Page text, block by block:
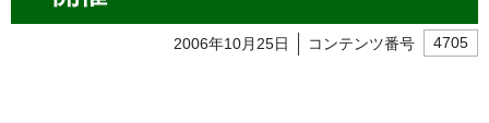
2006年10月25日 コンテンツ番号 4705